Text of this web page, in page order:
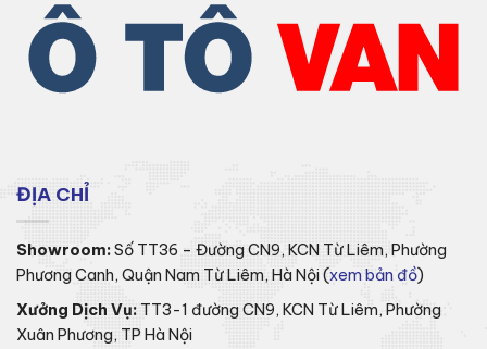
ĐỊA CHỈ
Showroom:Số TT36 – Đường CN9, KCN Từ Liêm, Phường
Phương Canh, Quận Nam Từ Liêm, Hà Nội (xem bản đồ)
Xưởng Dịch Vụ: TT3-1 đường CN9, KCN Từ Liêm, Phường
Xuân Phương, TP Hà Nội